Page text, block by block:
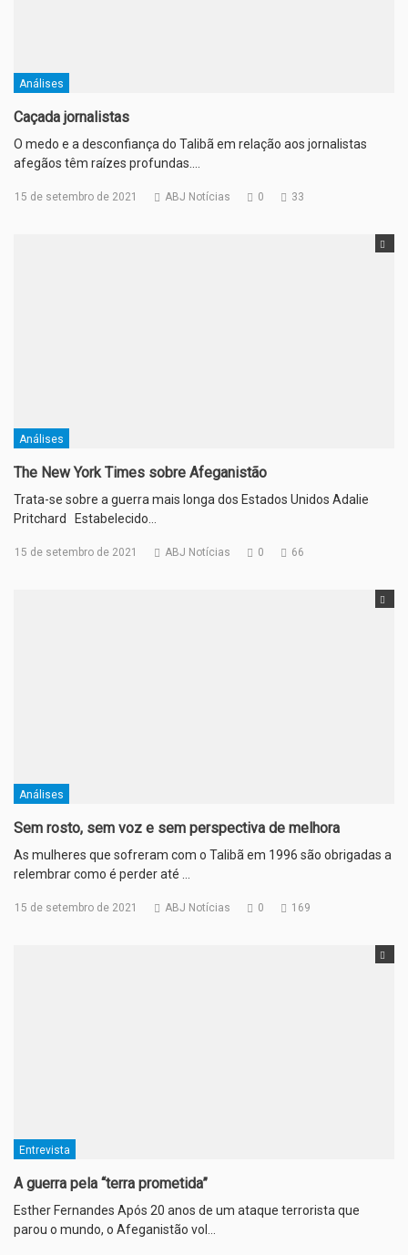
Análises
Caçada jornalistas
O medo e a desconfiança do Talibã em relação aos jornalistas
afegãos têm raízes profundas.…
15 de setembro de 2021 ABJ Notícias 0 33
Análises
The New York Times sobre Afeganistão
Trata-se sobre a guerra mais longa dos Estados Unidos Adalie
Pritchard Estabelecido…
15 de setembro de 2021 ABJ Notícias 0 66
Análises
Sem rosto, sem voz e sem perspectiva de melhora
As mulheres que sofreram com o Talibã em 1996 são obrigadas a
relembrar como é perder até …
15 de setembro de 2021 ABJ Notícias 0 169
Entrevista
A guerra pela “terra prometida”
Esther Fernandes Após 20 anos de um ataque terrorista que
parou o mundo, o Afeganistão vol…